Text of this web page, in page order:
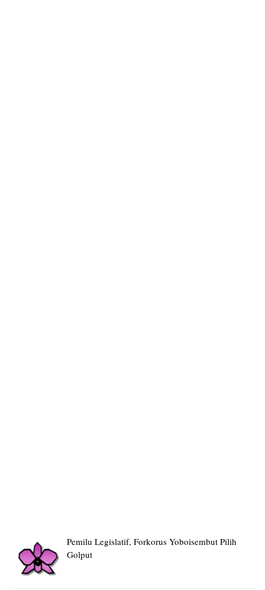
Pemilu Legislatif, Forkorus Yoboisembut Pilih
Golput